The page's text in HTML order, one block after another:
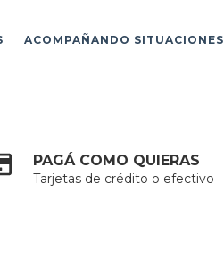
ACOMPAÑANDO SITUACIONES
PAGÁ COMO QUIERAS
Tarjetas de crédito o efectivo